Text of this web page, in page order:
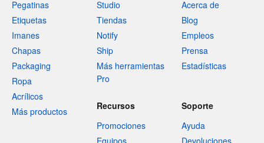
Pegatinas
Etiquetas
Imanes
Chapas
Packaging
Ropa
Acrílicos
Más productos
Studio
Tiendas
Notify
Ship
Más herramientas
Pro
Acerca de
Blog
Empleos
Prensa
Estadísticas
Recursos
Promociones
Equipos
Soporte
Ayuda
Devoluciones